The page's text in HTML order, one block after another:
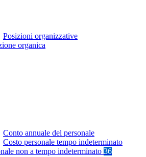
Posizioni organizzative
organica
Conto annuale del personale
Costo personale tempo indeterminato
non a tempo indeterminato 36